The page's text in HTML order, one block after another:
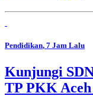
Pendidikan, 7 Jam Lalu
Kunjungi
TP PKK